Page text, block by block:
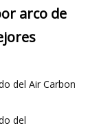
arco de
del Air Carbon
del